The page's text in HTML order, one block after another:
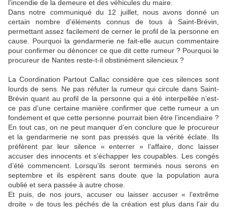
l’incendie de la demeure et des véhicules du maire.
Dans notre communiqué du 12 juillet, nous avons donné un
certain nombre d’éléments connus de tous à Saint-Brévin,
permettant assez facilement de cerner le profil de la personne en
cause. Pourquoi la gendarmerie ne fait-elle aucun commentaire
pour confirmer ou dénoncer ce que dit cette rumeur ? Pourquoi le
procureur de Nantes reste-t-il obstinément silencieux ?
La Coordination Partout Callac considère que ces silences sont
lourds de sens. Ne pas réfuter la rumeur qui circule dans Saint-
Brévin quant au profil de la personne qui a été interpellée n’est-
ce pas d’une certaine manière confirmer que cette rumeur a un
fondement et que cette personne pourrait bien être l’incendiaire ?
En tout cas, on ne peut manquer d’en conclure que le procureur
et la gendarmerie ne sont pas pressés que la vérité éclate. Ils
préfèrent par leur silence « enterrer » l’affaire, donc laisser
accuser des innocents et s’échapper les coupables. Les congés
d’été commencent. Lorsqu’ils seront terminés nous serons en
septembre et ils espèrent sans doute que la population aura
oublié et sera passée à autre chose.
Et puis, de nos jours, accuser ou laisser accuser « l’extrême
droite » de tous les péchés de la création est plus dans l’air du